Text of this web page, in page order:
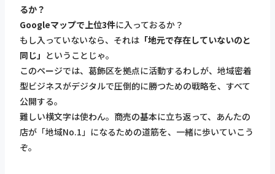
るか？
Googleマップで上位3件に入っておるか？
もし入っていないなら、それは 「地元で存在していないのと
同じ」 ということじゃ。
このページでは、葛飾区を拠点に活動するわしが、地域密着
型ビジネスがデジタルで圧倒的に勝つための戦略を、すべて
公開する。
難しい横文字は使わん。商売の基本に立ち返って、あんたの
店が「地域No.1」になるための道筋を、一緒に歩いていこう
ぞ。